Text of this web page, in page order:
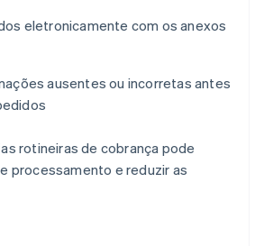
eletronicamente com os anexos
ausentes ou incorretas antes
rotineiras de cobrança pode
processamento e reduzir as